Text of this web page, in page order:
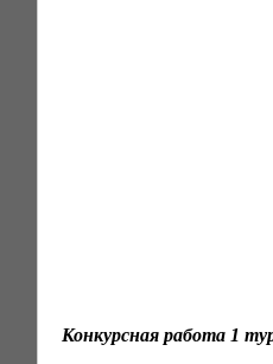
Конкурсная работа 1